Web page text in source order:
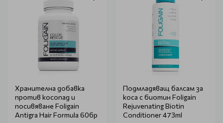
Хранителна добавка
против косопад и
посивяване Foligain
Antigra Hair Formula 60бр
Подмладяващ балсам за
коса с биотин Foligain
Rejuvenating Biotin
Conditioner 473ml